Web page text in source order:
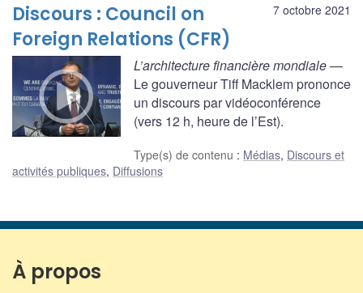
7 octobre 2021
Discours : Council on
Foreign Relations (CFR)
L’architecture financière mondiale—
Le gouverneur Tiff Macklem prononce
un discours par vidéoconférence
(vers 12 h, heure de l’Est).
Type(s) de contenu : Médias, Discours et
activités publiques, Diffusions
À propos